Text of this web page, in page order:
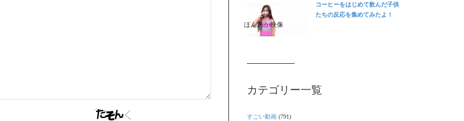
ほんわか映像
コーヒーをはじめて飲んだ子供
たちの反応を集めてみたよ！
カテゴリー一覧
すごい動画 (791)